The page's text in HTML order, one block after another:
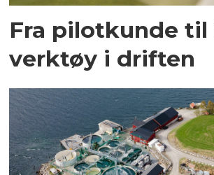
Fra pilotkunde til
verktøy i driften